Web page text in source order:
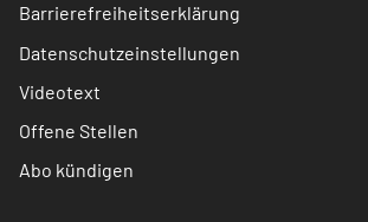
Barrierefreiheitserklärung
Datenschutzeinstellungen
Videotext
Offene Stellen
Abo kündigen